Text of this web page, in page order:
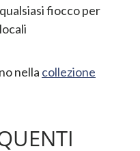
fiocco per
nella collezione